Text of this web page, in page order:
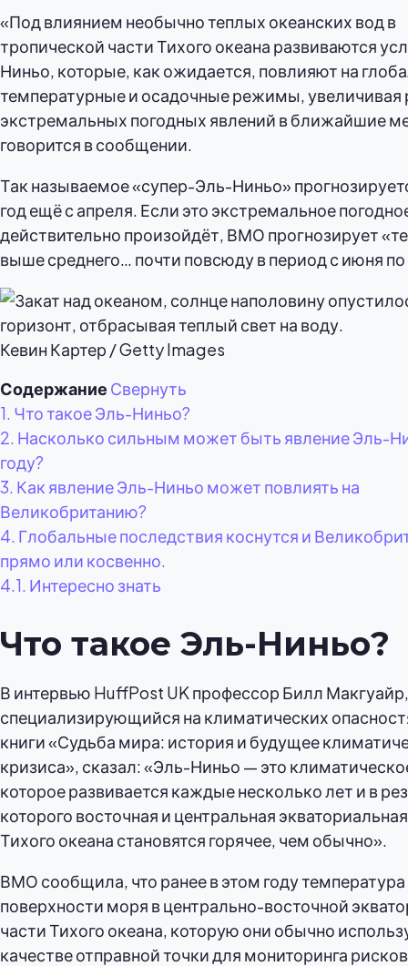
«Под влиянием необычно теплых океанских вод в
тропической части Тихого океана развиваются
Ниньо, которые, как ожидается, повлияют на
температурные и осадочные режимы, увеличивая
экстремальных погодных явлений в ближайшие
говорится в сообщении.
Так называемое «супер-Эль-Ниньо»
год ещё с апреля. Если это экстремальное
действительно произойдёт, ВМО прогнозирует
выше среднего… почти повсюду в период с июня по
Кевин Картер / Getty Images
Содержание Свернуть
1. Что такое Эль-Ниньо?
2. Насколько сильным может быть явление Эль-
году?
3. Как явление Эль-Ниньо может повлиять на
Великобританию?
4. Глобальные последствия коснутся и
прямо или косвенно.
4.1. Интересно знать
Что такое Эль-Ниньо?
В интервью HuffPost UK профессор Билл Макгуайр,
специализирующийся на климатических
книги «Судьба мира: история и будущее
кризиса», сказал: «Эль-Ниньо — это
которое развивается каждые несколько лет и в
которого восточная и центральная
Тихого океана становятся горячее, чем обычно».
ВМО сообщила, что ранее в этом году температура
поверхности моря в центрально-восточной
части Тихого океана, которую они обычно
качестве отправной точки для мониторинга